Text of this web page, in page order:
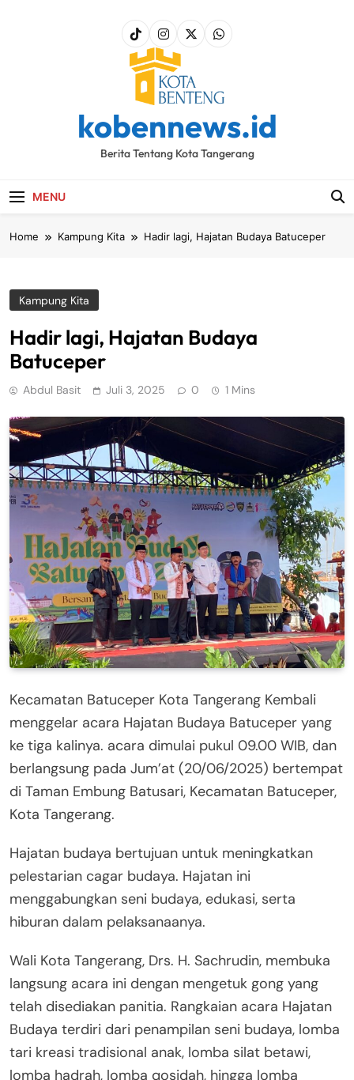
kobennews.id
Berita Tentang Kota Tangerang
MENU
Home Kampung Kita Hadir lagi, Hajatan Budaya Batuceper
Kampung Kita
Hadir lagi, Hajatan Budaya
Batuceper
Abdul Basit Juli 3, 2025 0 1 Mins
Kecamatan Batuceper Kota Tangerang Kembali
menggelar acara Hajatan Budaya Batuceper yang
ke tiga kalinya. acara dimulai pukul 09.00 WIB, dan
berlangsung pada Jum’at (20/06/2025) bertempat
di Taman Embung Batusari, Kecamatan Batuceper,
Kota Tangerang.
Hajatan budaya bertujuan untuk meningkatkan
pelestarian cagar budaya. Hajatan ini
menggabungkan seni budaya, edukasi, serta
hiburan dalam pelaksanaanya.
Wali Kota Tangerang, Drs. H. Sachrudin, membuka
langsung acara ini dengan mengetuk gong yang
telah disediakan panitia. Rangkaian acara Hajatan
Budaya terdiri dari penampilan seni budaya, lomba
tari kreasi tradisional anak, lomba silat betawi,
lomba hadrah, lomba qosidah, hingga lomba